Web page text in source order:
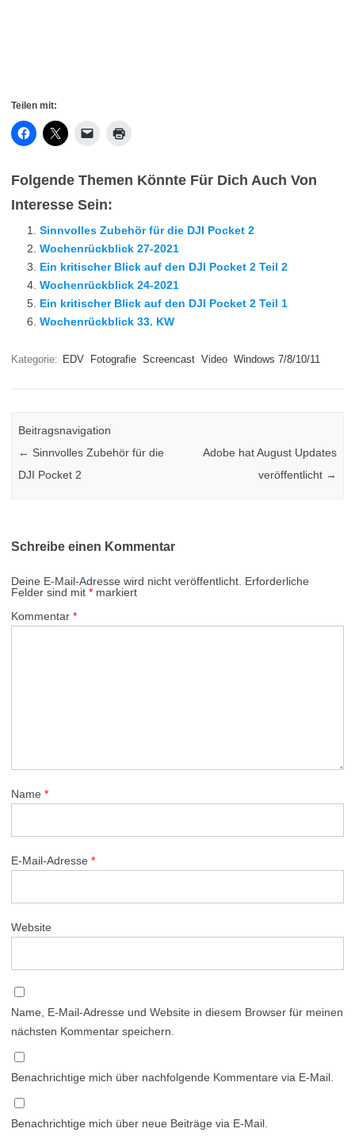
Teilen mit:
Folgende Themen Könnte Für Dich Auch Von
Interesse Sein:
Sinnvolles Zubehör für die DJI Pocket 2
Wochenrückblick 27-2021
Ein kritischer Blick auf den DJI Pocket 2 Teil 2
Wochenrückblick 24-2021
Ein kritischer Blick auf den DJI Pocket 2 Teil 1
Wochenrückblick 33. KW
Kategorie: EDV Fotografie Screencast Video Windows 7/8/10/11
Beitragsnavigation
← Sinnvolles Zubehör für die
DJI Pocket 2
Adobe hat August Updates
veröffentlicht →
Schreibe einen Kommentar
Deine E-Mail-Adresse wird nicht veröffentlicht. Erforderliche
Felder sind mit * markiert
Kommentar *
Name *
E-Mail-Adresse *
Website
Name, E-Mail-Adresse und Website in diesem Browser für meinen
nächsten Kommentar speichern.
Benachrichtige mich über nachfolgende Kommentare via E-Mail.
Benachrichtige mich über neue Beiträge via E-Mail.